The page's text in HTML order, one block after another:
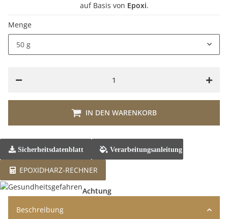
auf Basis von Epoxi.
Menge
50 g
IN DEN WARENKORB
Sicherheitsdatenblatt Verarbeitungsanleitung
EPOXIDHARZ-RECHNER
Achtung
Beschreibung